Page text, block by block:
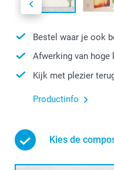
Bestel waar je ook
Afwerking van hoge
Kijk met plezier
Productinfo
Kies de